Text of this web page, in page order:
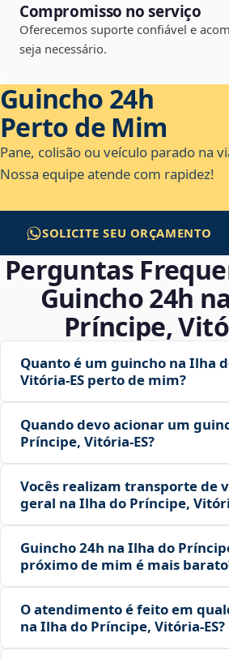
Compromisso no serviço
Oferecemos suporte confiável e
seja necessário.
Guincho 24h
Perto de Mim
Pane, colisão ou veículo parado na
Nossa equipe atende com rapidez!
SOLICITE SEU ORÇAMENTO
Perguntas
Guincho 24h
Príncipe,
Quanto é um guincho na Ilha
Vitória‑ES perto de mim?
Quando devo acionar um
Príncipe, Vitória‑ES?
Vocês realizam transporte de
geral na Ilha do Príncipe,
Guincho 24h na Ilha do
próximo de mim é mais
O atendimento é feito em
na Ilha do Príncipe, Vitória‑ES?